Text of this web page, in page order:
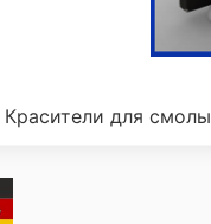
Красители для смолы